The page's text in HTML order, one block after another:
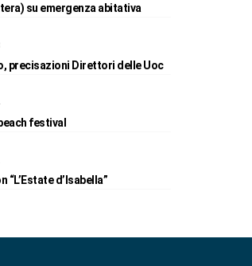
su emergenza abitativa
precisazioni Direttori delle Uoc
festival
d’Isabella”